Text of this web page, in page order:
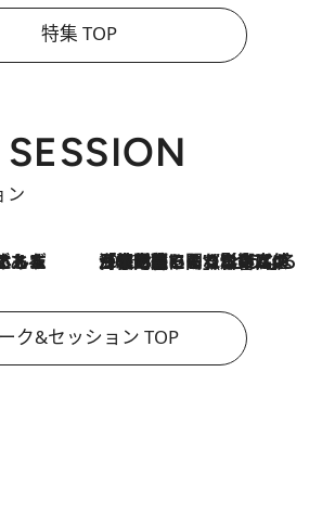
特集 TOP
ン
2026.8.3
「住宅建てられない…」「サーチャージ料の高値が続いている」ホルムズ海峡封鎖による影響はいつまで続く？《エネルギー専門家に聞く“どうなる日本の暮らし”》
ク&セッション TOP